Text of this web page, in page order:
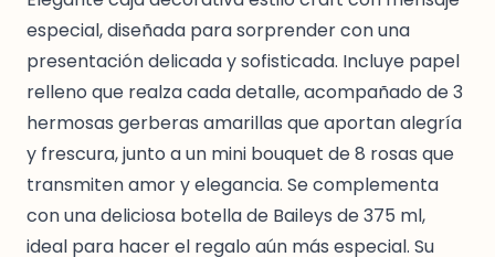
especial, diseñada para sorprender con una
presentación delicada y sofisticada. Incluye papel
relleno que realza cada detalle, acompañado de 3
hermosas gerberas amarillas que aportan alegría
y frescura, junto a un mini bouquet de 8 rosas que
transmiten amor y elegancia. Se complementa
con una deliciosa botella de Baileys de 375 ml,
ideal para hacer el regalo aún más especial. Su